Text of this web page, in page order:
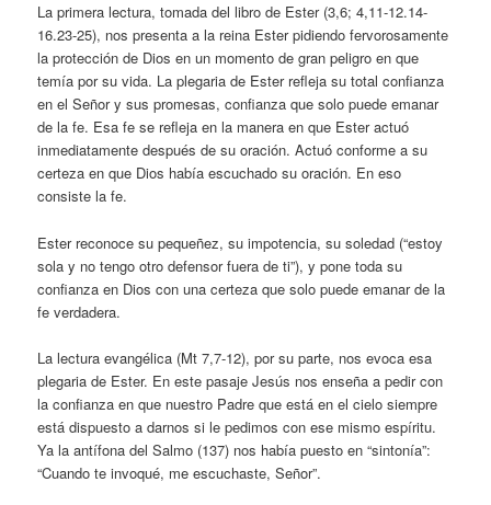
La primera lectura, tomada del libro de Ester (3,6; 4,11-12.14-
16.23-25), nos presenta a la reina Ester pidiendo fervorosamente
la protección de Dios en un momento de gran peligro en que
temía por su vida. La plegaria de Ester refleja su total confianza
en el Señor y sus promesas, confianza que solo puede emanar
de la fe. Esa fe se refleja en la manera en que Ester actuó
inmediatamente después de su oración. Actuó conforme a su
certeza en que Dios había escuchado su oración. En eso
consiste la fe.
Ester reconoce su pequeñez, su impotencia, su soledad (“estoy
sola y no tengo otro defensor fuera de ti”), y pone toda su
confianza en Dios con una certeza que solo puede emanar de la
fe verdadera.
La lectura evangélica (Mt 7,7-12), por su parte, nos evoca esa
plegaria de Ester. En este pasaje Jesús nos enseña a pedir con
la confianza en que nuestro Padre que está en el cielo siempre
está dispuesto a darnos si le pedimos con ese mismo espíritu.
Ya la antífona del Salmo (137) nos había puesto en “sintonía”:
“Cuando te invoqué, me escuchaste, Señor”.